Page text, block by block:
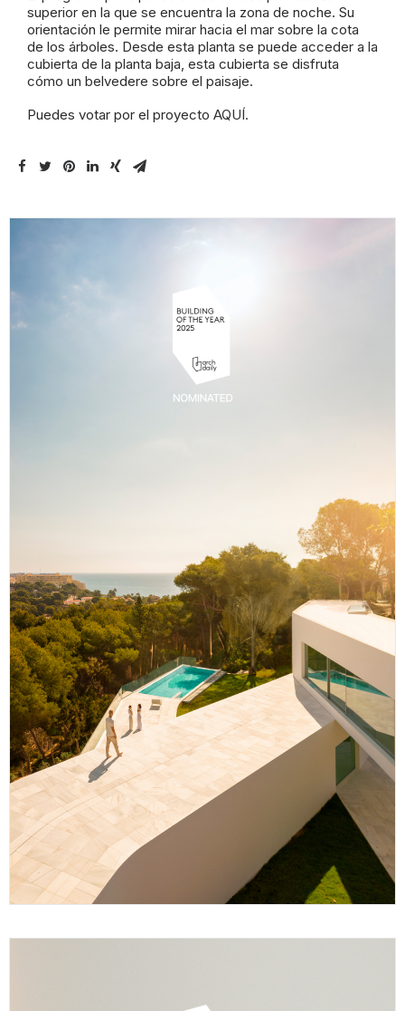
superior en la que se encuentra la zona de noche. Su
orientación le permite mirar hacia el mar sobre la cota
de los árboles. Desde esta planta se puede acceder a la
cubierta de la planta baja, esta cubierta se disfruta
cómo un belvedere sobre el paisaje.
Puedes votar por el proyecto AQUÍ.